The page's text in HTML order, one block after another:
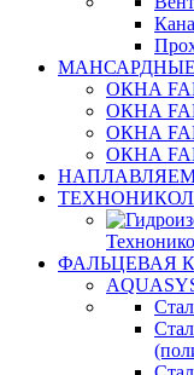
ОКНА
ОКНА
ОКНА
ОКНА
ФАЛЬЦЕВАЯ